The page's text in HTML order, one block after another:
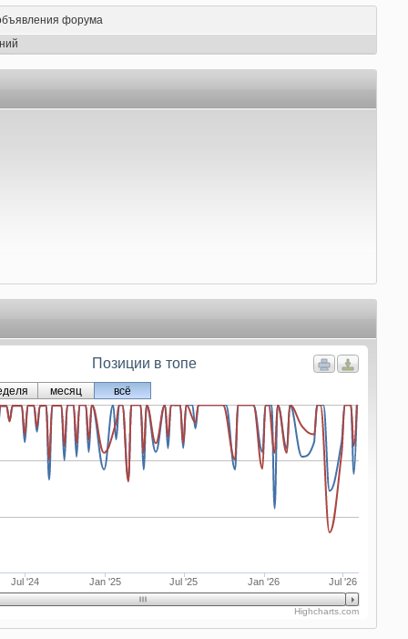
форума
Позиции в топе
Jul '24 Jan '25 Jul '25 Jan '26 Jul '26
Highcharts.com
месяц всё